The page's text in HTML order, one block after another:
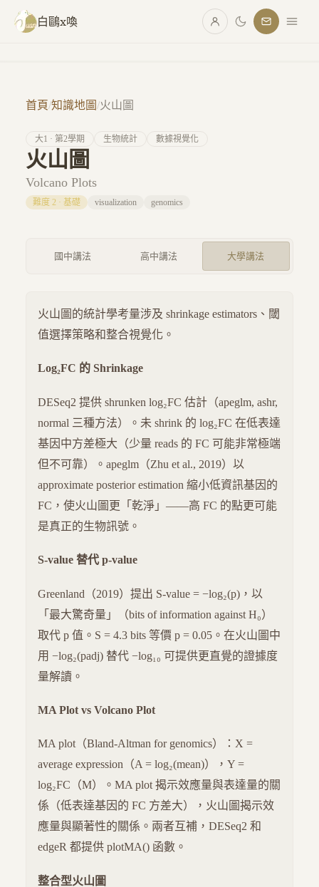
跳至主要內容
白鷗x喚
首頁/知識地圖/火山圖
大1 · 第2學期 生物統計 數據視覺化
火山圖
Volcano Plots
難度 2 · 基礎 visualization genomics
國中講法 高中講法 大學講法
火山圖的統計學考量涉及 shrinkage estimators、閾
值選擇策略和整合視覺化。
Log₂FC 的 Shrinkage
DESeq2 提供 shrunken log₂FC 估計（apeglm, ashr,
normal 三種方法）。未 shrink 的 log₂FC 在低表達
基因中方差極大（少量 reads 的 FC 可能非常極端
但不可靠）。apeglm（Zhu et al., 2019）以
approximate posterior estimation 縮小低資訊基因的
FC，使火山圖更「乾淨」——高 FC 的點更可能
是真正的生物訊號。
S-value 替代 p-value
Greenland（2019）提出 S-value = −log₂(p)，以
「最大驚奇量」（bits of information against H₀）
取代 p 值。S = 4.3 bits 等價 p = 0.05。在火山圖中
用 −log₂(padj) 替代 −log₁₀ 可提供更直覺的證據度
量解讀。
MA Plot vs Volcano Plot
MA plot（Bland-Altman for genomics）：X =
average expression（A = log₂(mean)），Y =
log₂FC（M）。MA plot 揭示效應量與表達量的關
係（低表達基因的 FC 方差大），火山圖揭示效
應量與顯著性的關係。兩者互補，DESeq2 和
edgeR 都提供 plotMA() 函數。
整合型火山圖